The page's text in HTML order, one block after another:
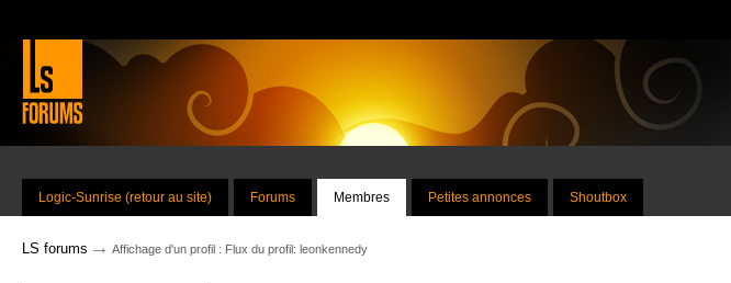
Logic-Sunrise (retour au site) Forums Membres Petites annonces Shoutbox
LS forums → Affichage d'un profil : Flux du profil: leonkennedy